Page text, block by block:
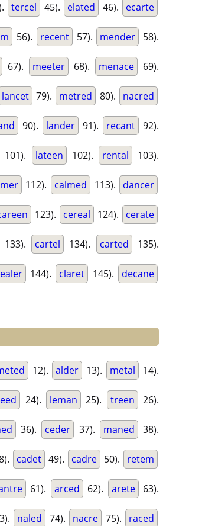
tercel 45). elated 46). ecarte
56). recent 57). mender 58).
67). meeter 68). menace 69).
lancet 79). metred 80). nacred
90). lander 91). recant 92).
101). lateen 102). rental 103).
112). calmed 113). dancer
123). cereal 124). cerate
133). cartel 134). carted 135).
144). claret 145). decane
12). alder 13). metal 14).
24). leman 25). treen 26).
36). ceder 37). maned 38).
cadet 49). cadre 50). retem
61). arced 62). arete 63).
naled 74). nacre 75). raced